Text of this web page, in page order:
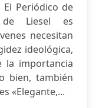
El Periódico de
de Liesel es
necesitan
ideológica,
la importancia
bien, también
«Elegante,...